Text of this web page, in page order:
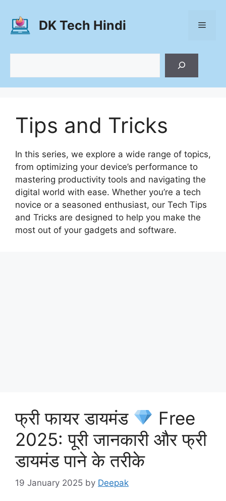
content
DK Tech Hindi Menu
Tips and Tricks
In this series, we explore a wide range of topics,
from optimizing your device’s performance to
mastering productivity tools and navigating the
digital world with ease. Whether you’re a tech
novice or a seasoned enthusiast, our Tech Tips
and Tricks are designed to help you make the
most out of your gadgets and software.
फ्री फायर डायमंड
Free
2025: पूरी जानकारी और फ्री
डायमंड पाने के तरीके
19 January 2025 by Deepak